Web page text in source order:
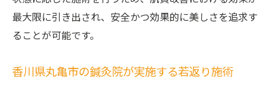
最大限に引き出され、安全かつ効果的に美しさを追求す
ることが可能です。
香川県丸亀市の鍼灸院が実施する若返り施術